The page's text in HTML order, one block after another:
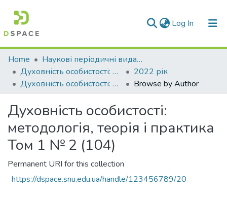
Log In (current)
Communities & Collections
All of DSpace
Home
Наукові періодичні видання СНУ ім. В. Даля
Духовність особистості: методологія, теорія і практика
2022 рік
Духовність особистості: методологія, теорія і практика Том 1 № 2 (104)
Browse by Author
Духовність особистості:
методологія, теорія і практика
Том 1 № 2 (104)
Permanent URI for this collection
https://dspace.snu.edu.ua/handle/123456789/20